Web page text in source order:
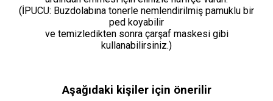
(İPUCU: Buzdolabına tonerle nemlendirilmiş pamuklu bir
ped koyabilir
ve temizledikten sonra çarşaf maskesi gibi
kullanabilirsiniz.)
Aşağıdaki kişiler için önerilir